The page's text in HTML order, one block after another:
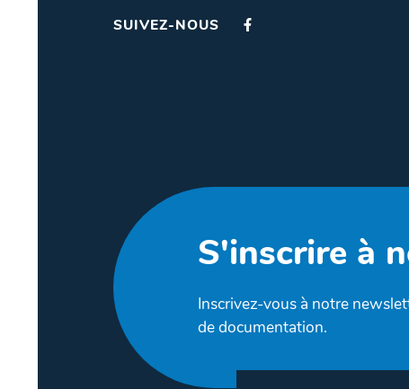
SUIVEZ-NOUS
S'inscrire à
Inscrivez-vous à notre
de documentation.